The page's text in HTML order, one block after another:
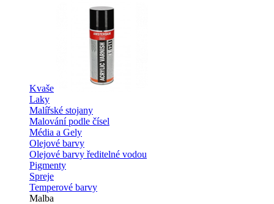
Kvaše
Laky
Malířské stojany
Malování podle čísel
Média a Gely
Olejové barvy
Olejové barvy ředitelné vodou
Pigmenty
Spreje
Temperové barvy
Malba